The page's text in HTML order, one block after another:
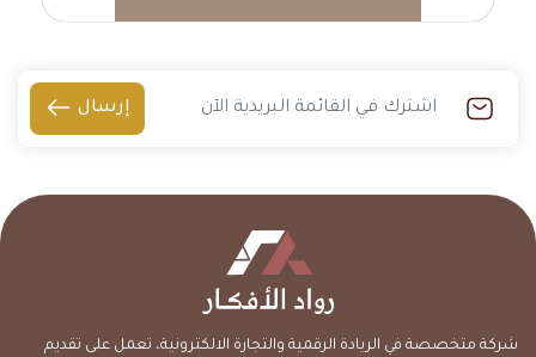
إرسال
شركة متخصصة في الريادة الرقمية والتجارة الالكترونية، تعمل على تقديم